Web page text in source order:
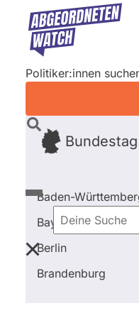
Direkt
Inhalt
Politiker:innen
Bundestag
Baden-
Bayern
Berlin
Brandenburg
Deine
Suche
Startseite Frage